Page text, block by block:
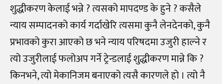
शुद्धीकरण केलाई भन्ने ? त्यसको मापदण्ड के हुने ? कसैले
न्याय सम्पादनको कार्य गर्दाखेरि त्यसमा कुनै लेनदेनको, कुनै
प्रभावको कुरा आएको छ भने न्याय परिषदमा उजुरी हाल्ने र
त्यो उजुरीलाई फलोअप गर्ने ट्रेन्डलाई शुद्धीकरण मान्ने कि ?
किनभने, त्यो मेकानिजम बनाएको त्यसै कारणले हो । त्यो नै